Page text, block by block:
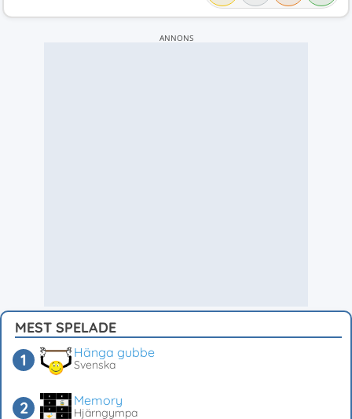
ANNONS
MEST SPELADE
Hänga gubbe
Svenska
Memory
Hjärngympa